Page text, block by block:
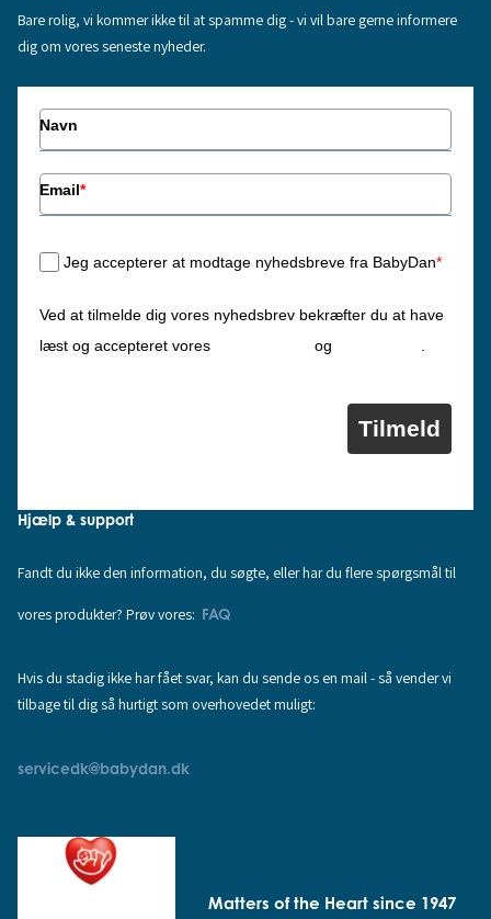
Bare rolig, vi kommer ikke til at spamme dig - vi vil bare gerne informere
dig om vores seneste nyheder.
Navn
Email*
Jeg accepterer at modtage nyhedsbreve fra BabyDan*
Ved at tilmelde dig vores nyhedsbrev bekræfter du at have
læst og accepteret vores
og
Tilmeld
Hjælp & support
Fandt du ikke den information, du søgte, eller har du flere spørgsmål til
vores produkter? Prøv vores: FAQ
Hvis du stadig ikke har fået svar, kan du sende os en mail - så vender vi
tilbage til dig så hurtigt som overhovedet muligt:
servicedk@babydan.dk
Matters of the Heart since 1947